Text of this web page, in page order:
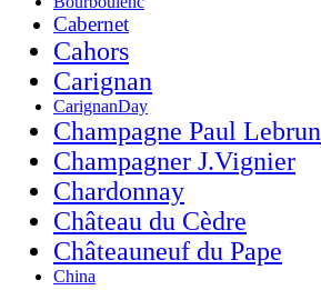
Cabernet
Cahors
Carignan
CarignanDay
Champagne Paul Lebrun
Champagner J.Vignier
Chardonnay
Château du Cèdre
Châteauneuf du Pape
China